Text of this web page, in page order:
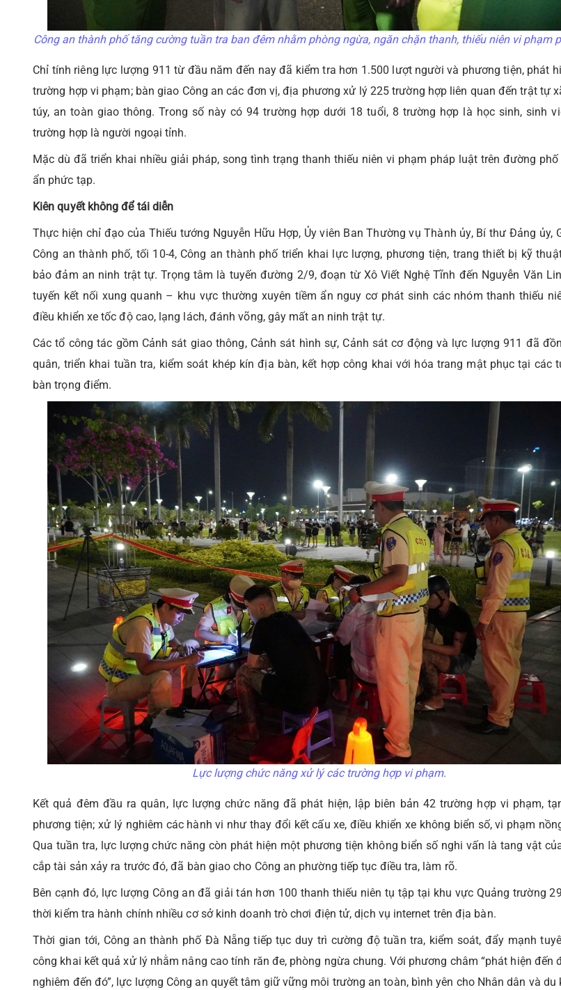
Công an thành phố tăng cường tuần tra ban đêm nhằm phòng ngừa, ngăn chặn thanh, thiếu niên vi phạm
Chỉ tính riêng lực lượng 911 từ đầu năm đến nay đã kiểm tra hơn 1.500 lượt người và phương tiện, phát
trường hợp vi phạm; bàn giao Công an các đơn vị, địa phương xử lý 225 trường hợp liên quan đến trật tự
túy, an toàn giao thông. Trong số này có 94 trường hợp dưới 18 tuổi, 8 trường hợp là học sinh, sinh
trường hợp là người ngoại tỉnh.
Mặc dù đã triển khai nhiều giải pháp, song tình trạng thanh thiếu niên vi phạm pháp luật trên đường phố
ẩn phức tạp.
Kiên quyết không để tái diễn
Thực hiện chỉ đạo của Thiếu tướng Nguyễn Hữu Hợp, Ủy viên Ban Thường vụ Thành ủy, Bí thư Đảng ủy,
Công an thành phố, tối 10-4, Công an thành phố triển khai lực lượng, phương tiện, trang thiết bị kỹ
bảo đảm an ninh trật tự. Trọng tâm là tuyến đường 2/9, đoạn từ Xô Viết Nghệ Tĩnh đến Nguyễn Văn
tuyến kết nối xung quanh – khu vực thường xuyên tiềm ẩn nguy cơ phát sinh các nhóm thanh thiếu
điều khiển xe tốc độ cao, lạng lách, đánh võng, gây mất an ninh trật tự.
Các tổ công tác gồm Cảnh sát giao thông, Cảnh sát hình sự, Cảnh sát cơ động và lực lượng 911 đã
quân, triển khai tuần tra, kiểm soát khép kín địa bàn, kết hợp công khai với hóa trang mật phục tại các
bàn trọng điểm.
Lực lượng chức năng xử lý các trường hợp vi phạm.
Kết quả đêm đầu ra quân, lực lượng chức năng đã phát hiện, lập biên bản 42 trường hợp vi phạm,
phương tiện; xử lý nghiêm các hành vi như thay đổi kết cấu xe, điều khiển xe không biển số, vi phạm
Qua tuần tra, lực lượng chức năng còn phát hiện một phương tiện không biển số nghi vấn là tang vật
cắp tài sản xảy ra trước đó, đã bàn giao cho Công an phường tiếp tục điều tra, làm rõ.
Bên cạnh đó, lực lượng Công an đã giải tán hơn 100 thanh thiếu niên tụ tập tại khu vực Quảng trường
thời kiểm tra hành chính nhiều cơ sở kinh doanh trò chơi điện tử, dịch vụ internet trên địa bàn.
Thời gian tới, Công an thành phố Đà Nẵng tiếp tục duy trì cường độ tuần tra, kiểm soát, đẩy mạnh
công khai kết quả xử lý nhằm nâng cao tính răn đe, phòng ngừa chung. Với phương châm “phát hiện đến
nghiêm đến đó”, lực lượng Công an quyết tâm giữ vững môi trường an toàn, bình yên cho Nhân dân và du